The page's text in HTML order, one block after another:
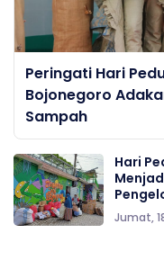
Peringati Hari
Bojonegoro
Sampah
Hari
Jumat,